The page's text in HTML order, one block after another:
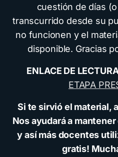
cuestión de días
transcurrido desde su
no funcionen y el
disponible. Gracias
ENLACE DE
ETAPA
Si te sirvió el material,
Nos ayudará a
y así más docentes
gratis!